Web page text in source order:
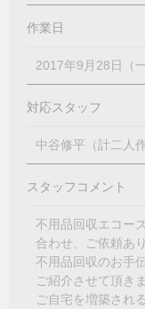
作業日
2017年9月28日（
対応スタッフ
中谷修平（計二人作
スタッフコメント
不用品回収エコー
合わせ、ご依頼あ
不用品回収のお手
ご紹介させて頂きま
ご自宅を増築され